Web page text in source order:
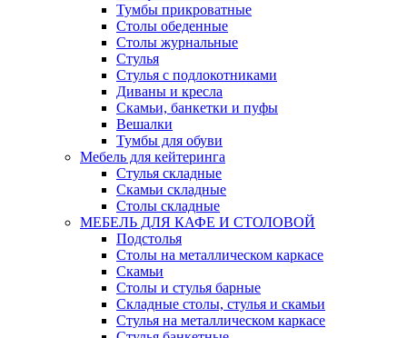
Тумбы прикроватные
Столы обеденные
Столы журнальные
Стулья
Стулья с подлокотниками
Диваны и кресла
Скамьи, банкетки и пуфы
Вешалки
Тумбы для обуви
Мебель для кейтеринга
Стулья складные
Скамьи складные
Столы складные
МЕБЕЛЬ ДЛЯ КАФЕ И СТОЛОВОЙ
Подстолья
Столы на металлическом каркасе
Скамьи
Столы и стулья барные
Складные столы, стулья и скамьи
Стулья на металлическом каркасе